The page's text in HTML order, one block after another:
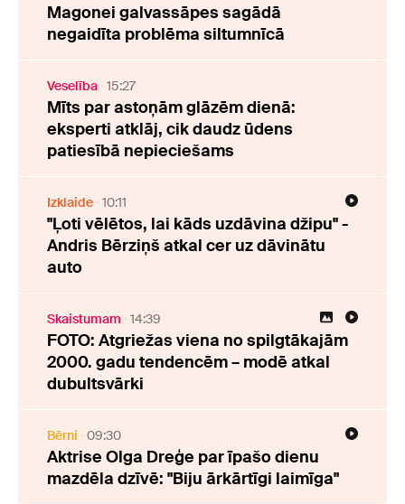
Magonei galvassāpes sagādā
negaidīta problēma siltumnīcā
Veselība 15:27
Mīts par astoņām glāzēm dienā:
eksperti atklāj, cik daudz ūdens
patiesībā nepieciešams
Izklaide 10:11
"Ļoti vēlētos, lai kāds uzdāvina džipu" -
Andris Bērziņš atkal cer uz dāvinātu
auto
Skaistumam 14:39
FOTO: Atgriežas viena no spilgtākajām
2000. gadu tendencēm – modē atkal
dubultsvārki
Bērni 09:30
Aktrise Olga Dreģe par īpašo dienu
mazdēla dzīvē: "Biju ārkārtīgi laimīga"